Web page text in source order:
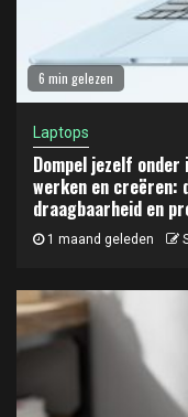
6 min gelezen
Laptops
Dompel jezelf onder
werken en creëren:
draagbaarheid en
1 maand geleden